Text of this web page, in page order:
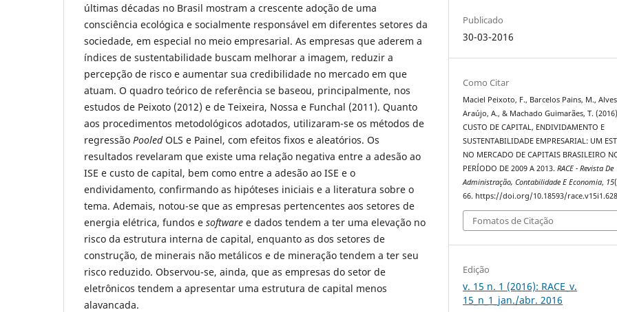
últimas décadas no Brasil mostram a crescente adoção de uma
consciência ecológica e socialmente responsável em diferentes setores da
sociedade, em especial no meio empresarial. As empresas que aderem a
índices de sustentabilidade buscam melhorar a imagem, reduzir a
percepção de risco e aumentar sua credibilidade no mercado em que
atuam. O quadro teórico de referência se baseou, principalmente, nos
estudos de Peixoto (2012) e de Teixeira, Nossa e Funchal (2011). Quanto
aos procedimentos metodológicos adotados, utilizaram-se os métodos de
regressão PooledOLS e Painel, com efeitos fixos e aleatórios. Os
resultados revelaram que existe uma relação negativa entre a adesão ao
ISE e custo de capital, bem como entre a adesão ao ISE e o
endividamento, confirmando as hipóteses iniciais e a literatura sobre o
tema. Ademais, notou-se que as empresas pertencentes aos setores de
energia elétrica, fundos e software e dados tendem a ter uma elevação no
risco da estrutura interna de capital, enquanto as dos setores de
construção, de minerais não metálicos e de mineração tendem a ter seu
risco reduzido. Observou-se, ainda, que as empresas do setor de
eletrônicos tendem a apresentar uma estrutura de capital menos
alavancada.
Publicado
30-03-2016
Como Citar
Maciel Peixoto, F., Barcelos Pains, M.,
Araújo, A., & Machado Guimarães, T.
CUSTO DE CAPITAL, ENDIVIDAMENTO E
SUSTENTABILIDADE EMPRESARIAL: UM
NO MERCADO DE CAPITAIS BRASILEIRO
PERÍODO DE 2009 A 2013.RACE - Revista De
Administração, Contabilidade E Economia, 15
66. https://doi.org/10.18593/
Fomatos de Citação
Edição
v. 15 n. 1 (2016): RACE_v.
15_n_1_jan./abr. 2016